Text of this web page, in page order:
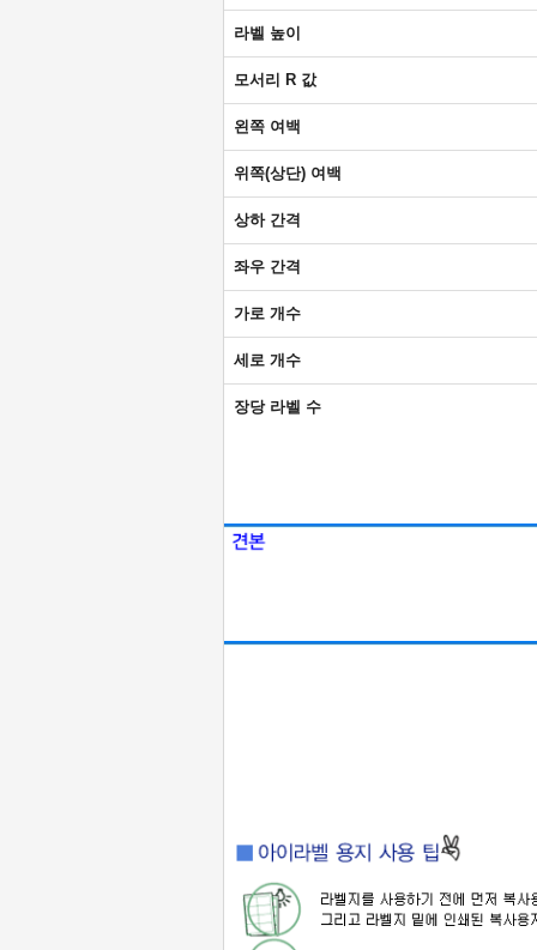
라벨 높이
모서리 R 값
왼쪽 여백
위쪽(상단) 여백
상하 간격
좌우 간격
가로 개수
세로 개수
장당 라벨 수